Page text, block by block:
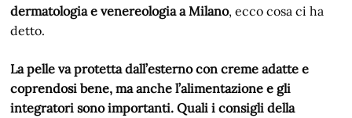
dermatologia e venereologia a Milano, ecco cosa ci ha
detto.
La pelle va protetta dall’esterno con creme adatte e
coprendosi bene, ma anche l’alimentazione e gli
integratori sono importanti. Quali i consigli della